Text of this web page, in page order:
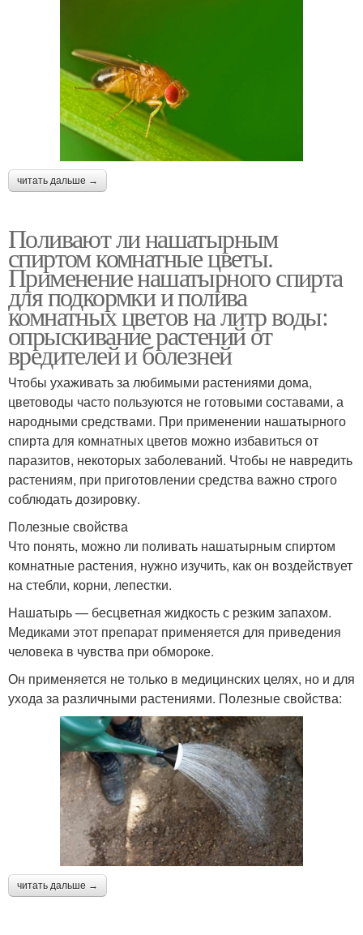
читать дальше →
Поливают ли нашатырным
спиртом комнатные цветы.
Применение нашатырного спирта
для подкормки и полива
комнатных цветов на литр воды:
опрыскивание растений от
вредителей и болезней
Чтобы ухаживать за любимыми растениями дома,
цветоводы часто пользуются не готовыми составами, а
народными средствами. При применении нашатырного
спирта для комнатных цветов можно избавиться от
паразитов, некоторых заболеваний. Чтобы не навредить
растениям, при приготовлении средства важно строго
соблюдать дозировку.
Полезные свойства
Что понять, можно ли поливать нашатырным спиртом
комнатные растения, нужно изучить, как он воздействует
на стебли, корни, лепестки.
Нашатырь — бесцветная жидкость с резким запахом.
Медиками этот препарат применяется для приведения
человека в чувства при обмороке.
Он применяется не только в медицинских целях, но и для
ухода за различными растениями. Полезные свойства:
читать дальше →